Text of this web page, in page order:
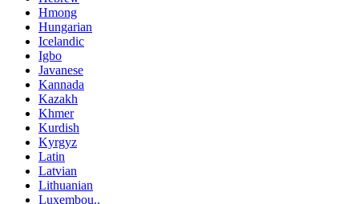
Hmong
Hungarian
Icelandic
Igbo
Javanese
Kannada
Kazakh
Khmer
Kurdish
Kyrgyz
Latin
Latvian
Lithuanian
Luxembou..